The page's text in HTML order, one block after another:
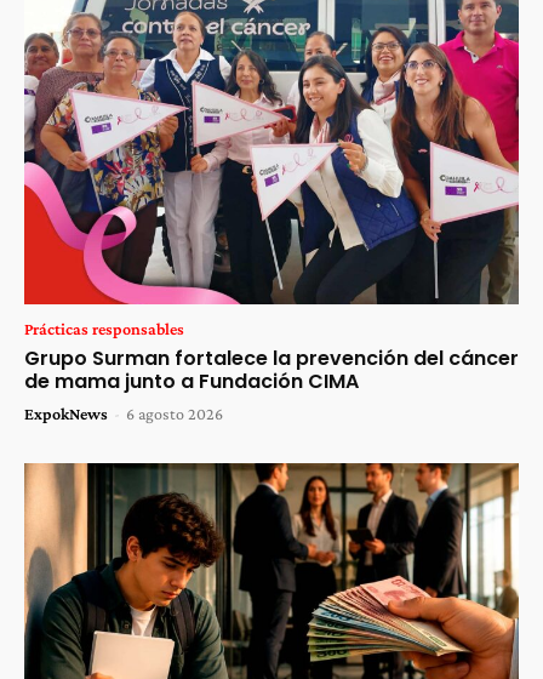
Prácticas responsables
Grupo Surman fortalece la prevención del cáncer
de mama junto a Fundación CIMA
ExpokNews - 6 agosto 2026